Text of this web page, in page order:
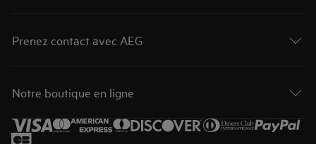
Prenez contact avec AEG
Notre boutique en ligne